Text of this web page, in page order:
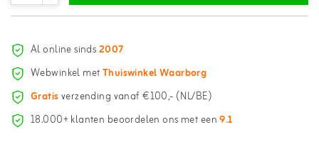
Al online sinds2007
Webwinkel metThuiswinkel Waarborg
Gratisverzending vanaf €100,- (NL/BE)
18.000+ klanten beoordelen ons met een9.1